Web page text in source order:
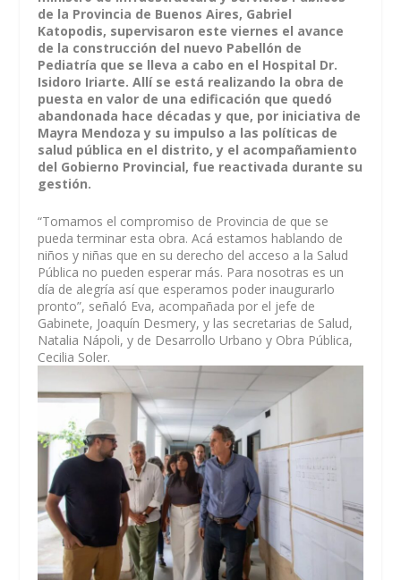
de la Provincia de Buenos Aires, Gabriel
Katopodis, supervisaron este viernes el avance
de la construcción del nuevo Pabellón de
Pediatría que se lleva a cabo en el Hospital Dr.
Isidoro Iriarte. Allí se está realizando la obra de
puesta en valor de una edificación que quedó
abandonada hace décadas y que, por iniciativa de
Mayra Mendoza y su impulso a las políticas de
salud pública en el distrito, y el acompañamiento
del Gobierno Provincial, fue reactivada durante su
gestión.
“Tomamos el compromiso de Provincia de que se
pueda terminar esta obra. Acá estamos hablando de
niños y niñas que en su derecho del acceso a la Salud
Pública no pueden esperar más. Para nosotras es un
día de alegría así que esperamos poder inaugurarlo
pronto”, señaló Eva, acompañada por el jefe de
Gabinete, Joaquín Desmery, y las secretarias de Salud,
Natalia Nápoli, y de Desarrollo Urbano y Obra Pública,
Cecilia Soler.